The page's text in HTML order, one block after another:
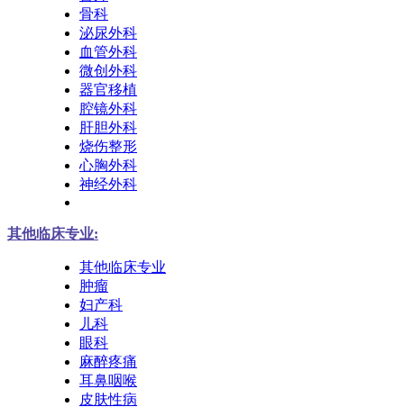
骨科
泌尿外科
血管外科
微创外科
器官移植
腔镜外科
肝胆外科
烧伤整形
心胸外科
神经外科
其他临床专业:
其他临床专业
肿瘤
妇产科
儿科
眼科
麻醉疼痛
耳鼻咽喉
皮肤性病